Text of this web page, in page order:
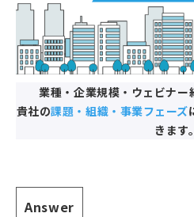
業種・企業規模・ウェビナー
貴社の課題・組織・事業フェーズ
きます。
Answer